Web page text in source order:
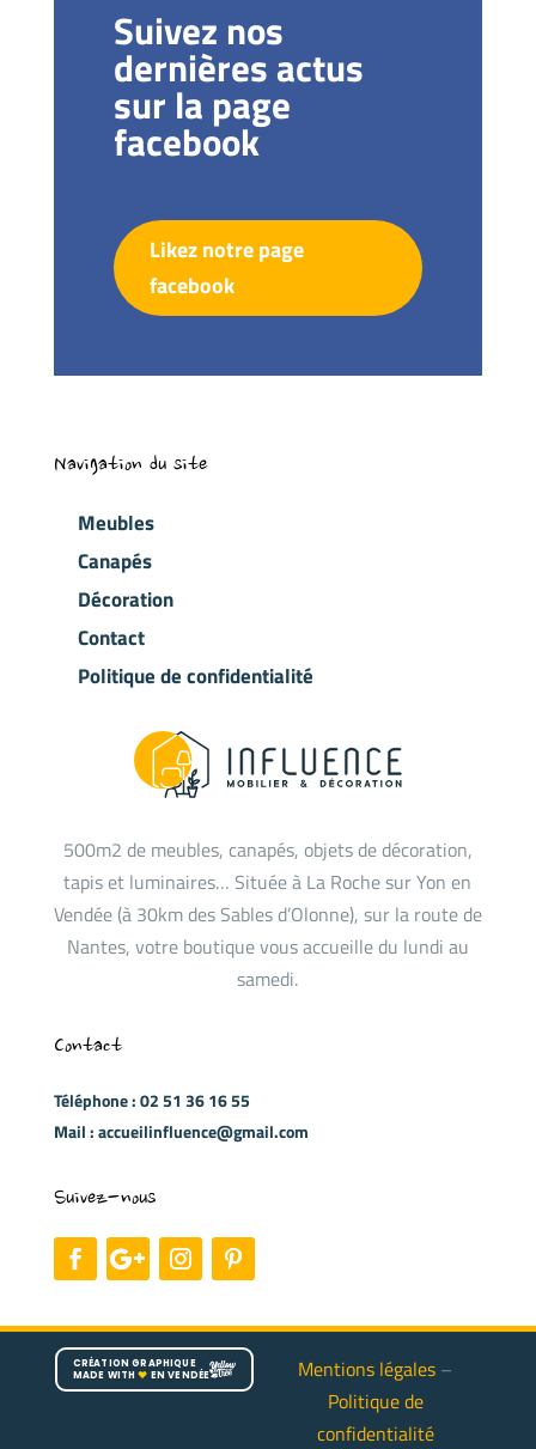
Suivez nos
dernières actus
sur la page
facebook
Likez notre page
facebook
Navigation du site
Meubles
Canapés
Décoration
Contact
Politique de confidentialité
500m2 de meubles, canapés, objets de décoration,
tapis et luminaires… Située à La Roche sur Yon en
Vendée (à 30km des Sables d’Olonne), sur la route de
Nantes, votre boutique vous accueille du lundi au
samedi.
Contact
Téléphone : 02 51 36 16 55
Mail : accueilinfluence@gmail.com
Suivez-nous
CRÉATION GRAPHIQUE
MADE WITH♥ EN VENDÉE Mentions légales –
Politique de
confidentialité